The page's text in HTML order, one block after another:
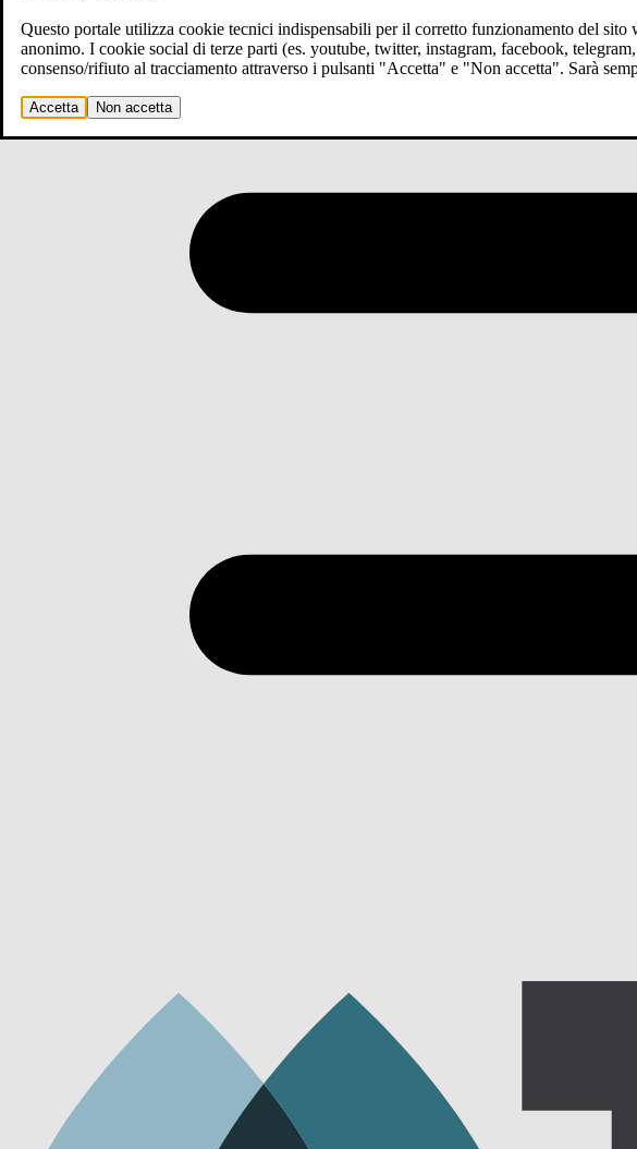
Questo portale utilizza cookie tecnici indispensabili per il corretto funzionamento del
anonimo. I cookie social di terze parti (es. youtube, twitter, instagram, facebook,
consenso/rifiuto al tracciamento attraverso i pulsanti "Accetta" e "Non accetta". Sarà
Accetta Non accetta